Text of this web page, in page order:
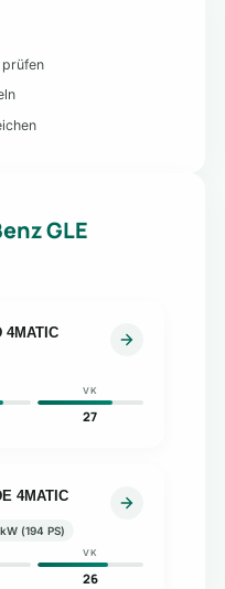
prüfen
GLE
4MATIC
VK
27
4MATIC
(194 PS)
VK
26